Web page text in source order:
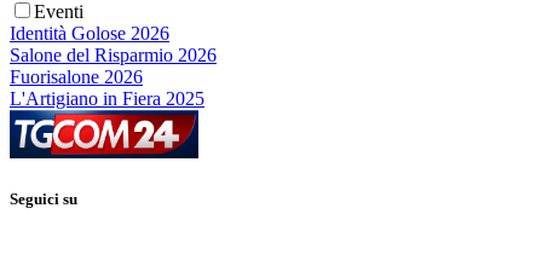
Eventi
Identità Golose 2026
Salone del Risparmio 2026
Fuorisalone 2026
L'Artigiano in Fiera 2025
Seguici su